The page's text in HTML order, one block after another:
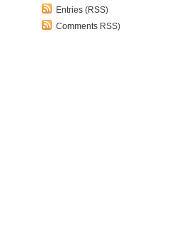
Entries (RSS)
Comments RSS)